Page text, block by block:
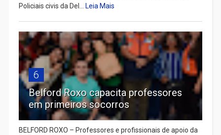
Policiais civis da Del...
Leia Mais
6
Belford Roxo capacita professores
em primeiros socorros
BELFORD ROXO – Professores e profissionais de apoio da